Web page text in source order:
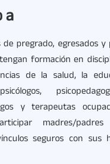
a
de pregrado, egresados
formación en
de la salud, la
y terapeutas
madres/
seguros con sus